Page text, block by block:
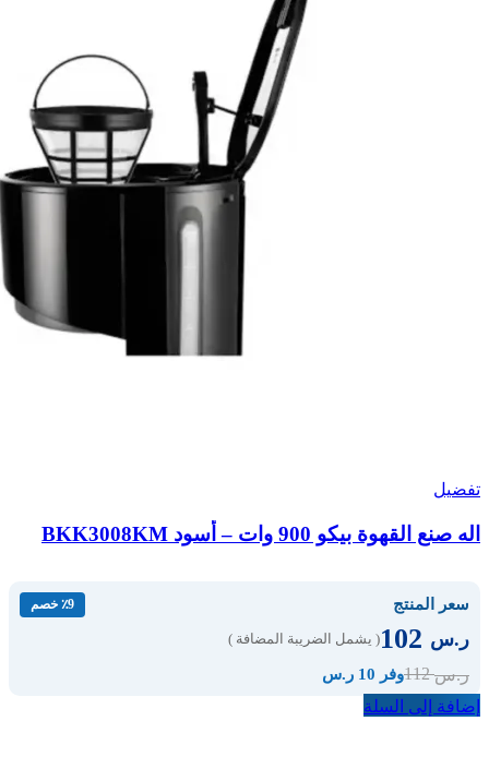
تفضيل
اله صنع القهوة بيكو 900 وات – أسود BKK3008KM
سعر المنتج ٪9 خصم
ر.س ( يشمل الضريبة المضافة )
ر.س112 وفر 10 ر.س
إضافة إلى السلة